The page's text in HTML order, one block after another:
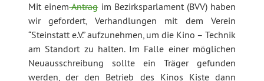
Mit einemAntragim Bezirksparlament (BVV) haben
wir gefordert, Verhandlungen mit dem Verein
“Steinstatt e.V.” aufzunehmen, um die Kino – Technik
am Standort zu halten. Im Falle einer möglichen
Neuausschreibung sollte ein Träger gefunden
werden, der den Betrieb des Kinos Kiste dann